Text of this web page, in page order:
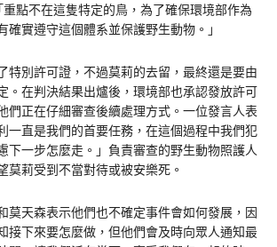
重點不在這隻特定的鳥，為了確保環境部作為
確實遵守這個體系並保護野生動物。」
特別許可證，不過莫莉的去留，最終還是要由
。在判決結果出爐後，環境部也承認發放許可
們正在仔細審查後續處理方式。一位發言人表
一直是我們的首要任務，在這個過程中我們犯
下一步怎麼走。」負責審查的野生動物照護人
莫莉受到不當對待或被安樂死。
莫天森表示他們也不確定事件會如何發展，因
接下來要怎麼做，但他們會及時向眾人通知最